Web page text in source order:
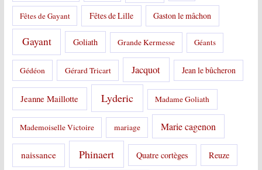
Fêtes de Gayant Fêtes de Lille Gaston le mâchon
Gayant Goliath Grande Kermesse Géants
Gédéon Gérard Tricart Jacquot Jean le bûcheron
Jeanne Maillotte Lyderic Madame Goliath
Mademoiselle Victoire mariage Marie cagenon
naissance Phinaert Quatre cortèges Reuze